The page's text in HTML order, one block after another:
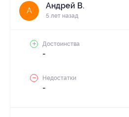
А
Андрей В.
5 лет назад
Достоинства
-
Недостатки
-